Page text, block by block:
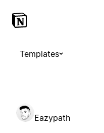
Templates
Eazypath